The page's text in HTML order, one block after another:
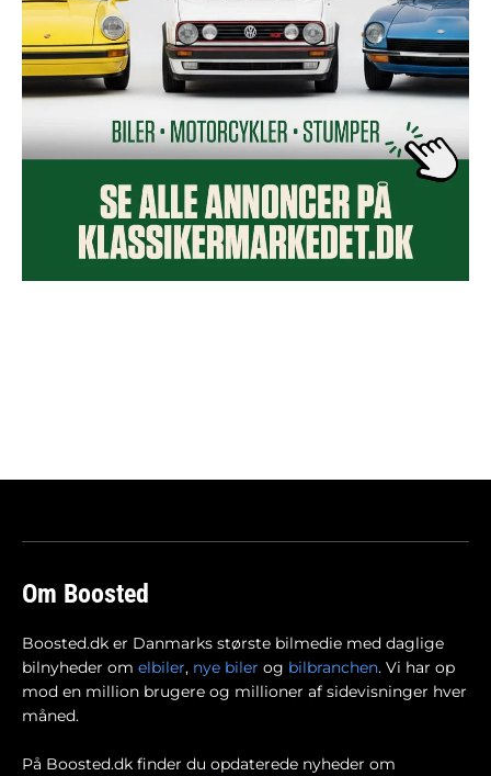
Om Boosted
Boosted.dk er Danmarks største bilmedie med daglige
bilnyheder om elbiler, nye biler og bilbranchen. Vi har op
mod en million brugere og millioner af sidevisninger hver
måned.
På Boosted.dk finder du opdaterede nyheder om